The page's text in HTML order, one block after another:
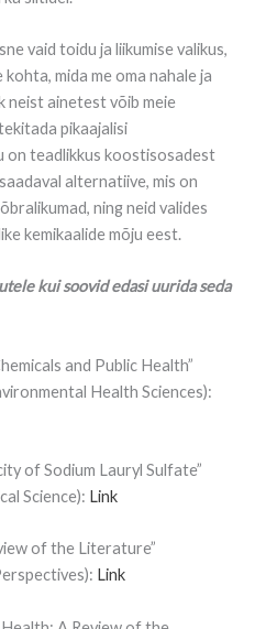
vaid toidu ja liikumise valikus,
mida me oma nahale ja
neist ainetest võib meie
pikaajalisi
teadlikkus koostisosadest
alternatiive, mis on
ning neid valides
kemikaalide mõju eest.
kui soovid edasi uurida seda
and Public Health”
Health Sciences):
of Sodium Lauryl Sulfate”
Science): Link
of the Literature”
Link